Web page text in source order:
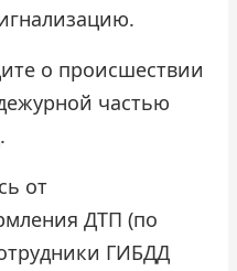
о происшествии
частью
от
ДТП (по
ГИБДД